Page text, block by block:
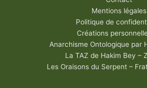
Mentions légales
Politique de
Créations
Anarchisme Ontologique par
La TAZ de Hakim Bey –
Les Oraisons du Serpent –